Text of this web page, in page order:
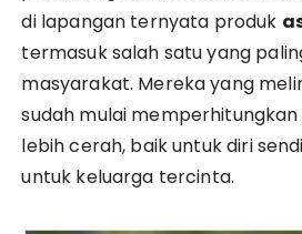
di lapangan ternyata produk
termasuk salah satu yang
masyarakat. Mereka yang
sudah mulai
lebih cerah, baik untuk diri
untuk keluarga tercinta.